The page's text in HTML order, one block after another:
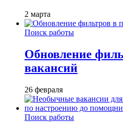
2 марта
Поиск работы
Обновление
вакансий
26 февраля
Поиск работы